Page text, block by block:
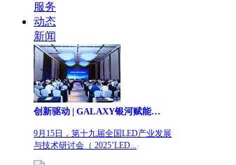
服务
动态
新闻
创新驱动 | GALAXY银河赋能LED全域应用新生态
9月15日，第十九届全国LED产业发展
与技术研讨会（ 2025’LED...